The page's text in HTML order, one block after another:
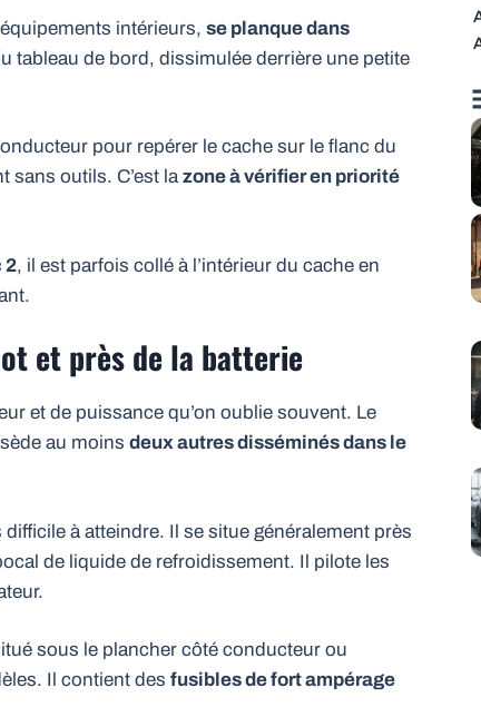
intérieurs, se planque dans
tableau de bord, dissimulée derrière une petite
pour repérer le cache sur le flanc du
sans outils. C’est lazone à vérifier en priorité
2, il est parfois collé à l’intérieur du cache en
et près de la batterie
et de puissance qu’on oublie souvent. Le
au moins deux autres disséminés dans le
à atteindre. Il se situe généralement près
de liquide de refroidissement. Il pilote les
sous le plancher côté conducteur ou
Il contient des fusibles de fort ampérage